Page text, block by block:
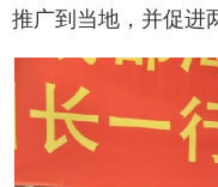
推广到当地，并促进